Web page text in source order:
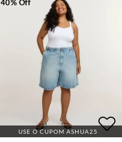
USE O CUPOM ASHUA25
40% Off